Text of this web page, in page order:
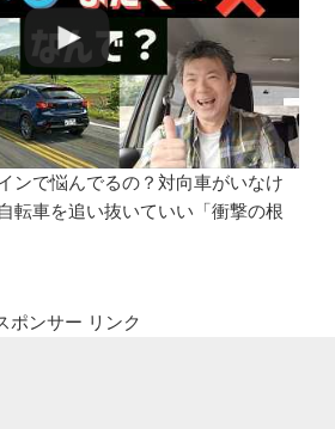
ンで悩んでるの？対向車がいなけ
転車を追い抜いていい「衝撃の根
ポンサー リンク